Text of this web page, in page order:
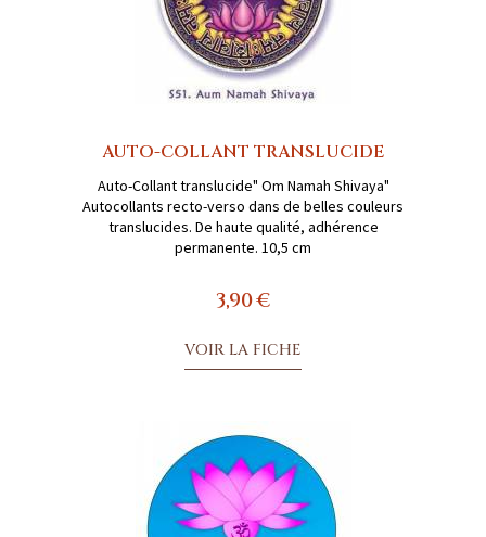
AUTO-COLLANT TRANSLUCIDE
Auto-Collant translucide" Om Namah Shivaya"
Autocollants recto-verso dans de belles couleurs
translucides. De haute qualité, adhérence
permanente. 10,5 cm
3,90 €
VOIR LA FICHE